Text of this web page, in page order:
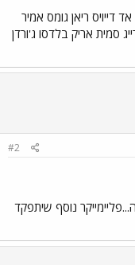
דייויס ריאן גומס אמיר
סמית אריק בלדסו ג'ורדן
#2
נוסף שיתפקד